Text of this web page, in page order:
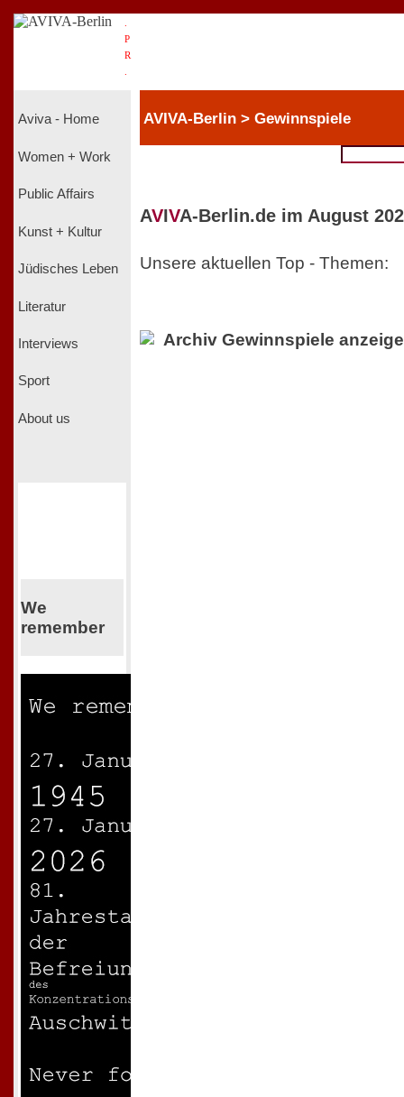
P
R
Aviva - Home
Women + Work
Public Affairs
Kunst + Kultur
Jüdisches Leben
Literatur
Interviews
Sport
About us
We
remember
AVIVA-Berlin > Gewinnspiele
AVIVA-Berlin.de im August
Unsere aktuellen Top - Themen:
Archiv Gewinnspiele